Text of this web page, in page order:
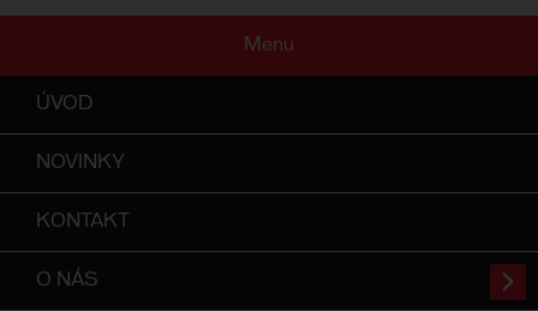
Menu
ÚVOD
NOVINKY
KONTAKT
O NÁS